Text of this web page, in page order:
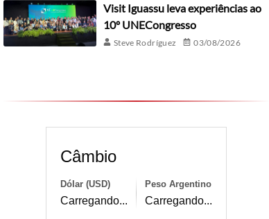
Visit Iguassu leva experiências ao
10º UNECongresso
Steve Rodríguez 03/08/2026
Câmbio
Dólar (USD)
Carregando...
Peso Argentino
Carregando...